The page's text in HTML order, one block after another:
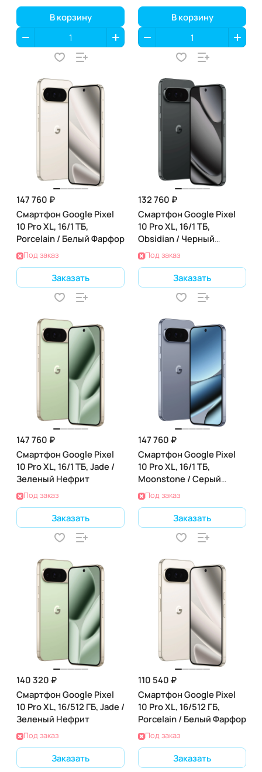
В корзину В корзину
147 760 ₽
Смартфон Google Pixel
10 Pro XL, 16/1 ТБ,
Porcelain / Белый Фарфор
Под заказ
Заказать
132 760 ₽
Смартфон Google Pixel
10 Pro XL, 16/1 ТБ,
Obsidian / Черный
Обсидиан
Под заказ
Заказать
147 760 ₽
Смартфон Google Pixel
10 Pro XL, 16/1 ТБ, Jade /
Зеленый Нефрит
Под заказ
Заказать
147 760 ₽
Смартфон Google Pixel
10 Pro XL, 16/1 ТБ,
Moonstone / Серый
Лунный Камень
Под заказ
Заказать
140 320 ₽
Смартфон Google Pixel
10 Pro XL, 16/512 ГБ, Jade /
Зеленый Нефрит
Под заказ
Заказать
110 540 ₽
Смартфон Google Pixel
10 Pro XL, 16/512 ГБ,
Porcelain / Белый Фарфор
Под заказ
Заказать